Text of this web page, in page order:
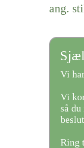
ang.
Vi
Vi
så
Ring